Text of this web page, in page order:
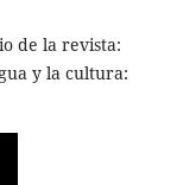
de la revista:
y la cultura: